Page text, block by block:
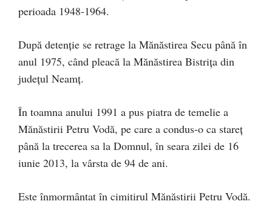
perioada 1948-1964.
După detenție se retrage la Mănăstirea Secu până în
anul 1975, când pleacă la Mănăstirea Bistrița din
județul Neamț.
În toamna anului 1991 a pus piatra de temelie a
Mănăstirii Petru Vodă, pe care a condus-o ca stareț
până la trecerea sa la Domnul, în seara zilei de 16
iunie 2013, la vârsta de 94 de ani.
Este înmormântat în cimitirul Mănăstirii Petru Vodă.